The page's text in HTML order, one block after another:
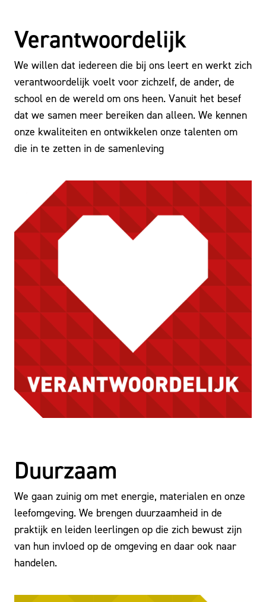
Verantwoordelijk
We willen dat iedereen die bij ons leert en werkt zich
verantwoordelijk voelt voor zichzelf, de ander, de
school en de wereld om ons heen. Vanuit het besef
dat we samen meer bereiken dan alleen. We kennen
onze kwaliteiten en ontwikkelen onze talenten om
die in te zetten in de samenleving
Duurzaam
We gaan zuinig om met energie, materialen en onze
leefomgeving. We brengen duurzaamheid in de
praktijk en leiden leerlingen op die zich bewust zijn
van hun invloed op de omgeving en daar ook naar
handelen.